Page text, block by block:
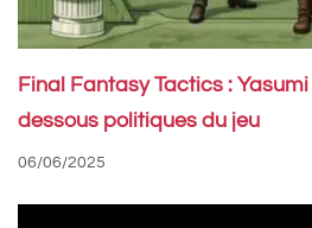
Final Fantasy Tactics :
dessous politiques du jeu
06/06/2025